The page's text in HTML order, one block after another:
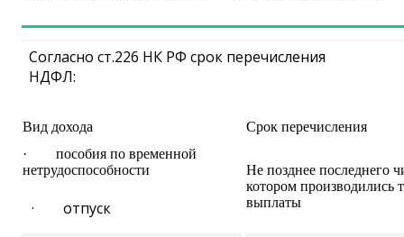
Согласно ст.226 НК РФ срок перечисления
НДФЛ:
Вид дохода
Срок перечисления
· пособия по временной
нетрудоспособности
· отпуск
Не позднее последнего
котором производились
выплаты